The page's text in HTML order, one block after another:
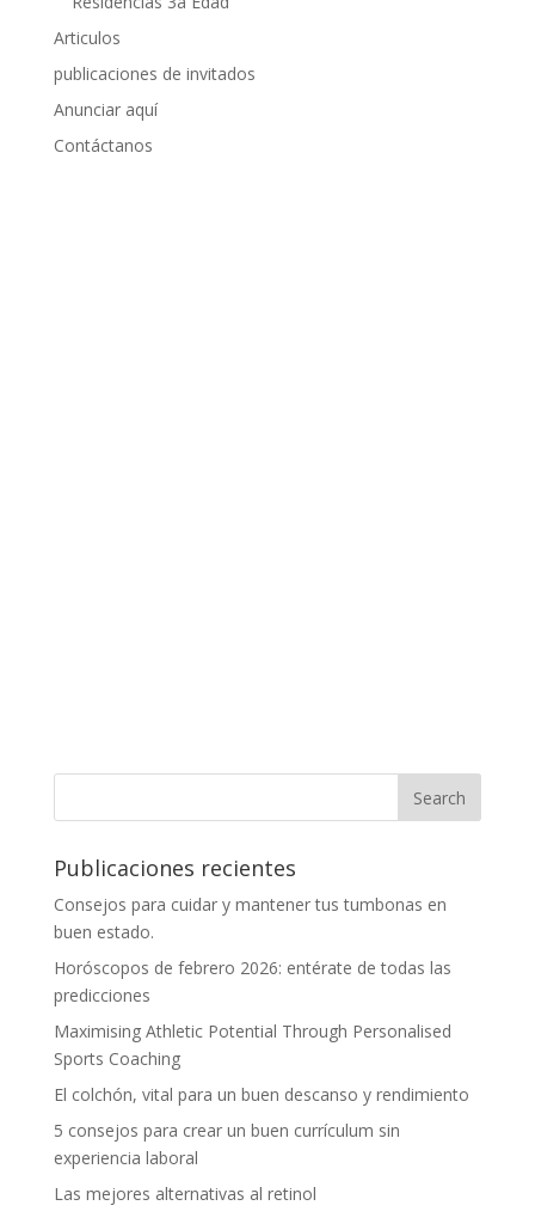
Articulos
publicaciones de invitados
Anunciar aquí
Contáctanos
Publicaciones recientes
Consejos para cuidar y mantener tus tumbonas en
buen estado.
Horóscopos de febrero 2026: entérate de todas las
predicciones
Maximising Athletic Potential Through Personalised
Sports Coaching
El colchón, vital para un buen descanso y rendimiento
5 consejos para crear un buen currículum sin
experiencia laboral
Las mejores alternativas al retinol